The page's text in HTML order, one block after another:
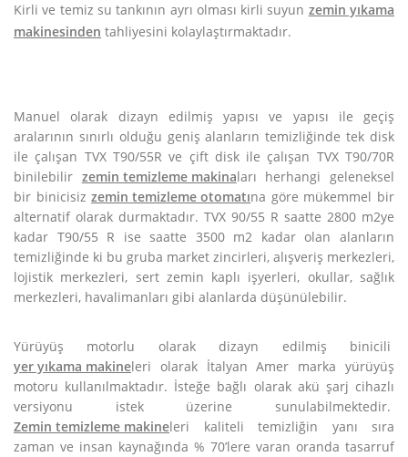
Kirli ve temiz su tankının ayrı olması kirli suyun zemin yıkama
makinesinden tahliyesini kolaylaştırmaktadır.
Manuel olarak dizayn edilmiş yapısı ve yapısı ile geçiş
aralarının sınırlı olduğu geniş alanların temizliğinde tek disk
ile çalışan TVX T90/55R ve çift disk ile çalışan TVX T90/70R
binilebilir zemin temizleme makinaları herhangi geleneksel
bir binicisizzemin temizleme otomatına göre mükemmel bir
alternatif olarak durmaktadır. TVX 90/55 R saatte 2800 m2ye
kadar T90/55 R ise saatte 3500 m2 kadar olan alanların
temizliğinde ki bu gruba market zincirleri, alışveriş merkezleri,
lojistik merkezleri, sert zemin kaplı işyerleri, okullar, sağlık
merkezleri, havalimanları gibi alanlarda düşünülebilir.
Yürüyüş motorlu olarak dizayn edilmiş binicili
yer yıkama makineleri olarak İtalyan Amer marka yürüyüş
motoru kullanılmaktadır. İsteğe bağlı olarak akü şarj cihazlı
versiyonu istek üzerine sunulabilmektedir.
Zemin temizleme makineleri kaliteli temizliğin yanı sıra
zaman ve insan kaynağında % 70’lere varan oranda tasarruf